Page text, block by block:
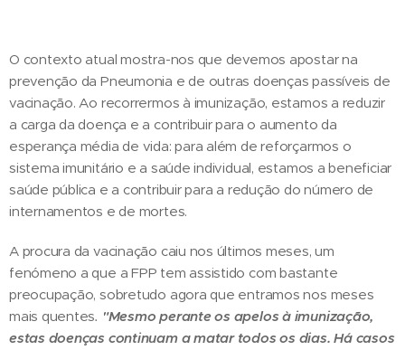
O contexto atual mostra-nos que devemos apostar na
prevenção da Pneumonia e de outras doenças passíveis de
vacinação. Ao recorrermos à imunização, estamos a reduzir
a carga da doença e a contribuir para o aumento da
esperança média de vida: para além de reforçarmos o
sistema imunitário e a saúde individual, estamos a beneficiar
saúde pública e a contribuir para a redução do número de
internamentos e de mortes.
A procura da vacinação caiu nos últimos meses, um
fenómeno a que a FPP tem assistido com bastante
preocupação, sobretudo agora que entramos nos meses
mais quentes. "Mesmo perante os apelos à imunização,
estas doenças continuam a matar todos os dias. Há casos